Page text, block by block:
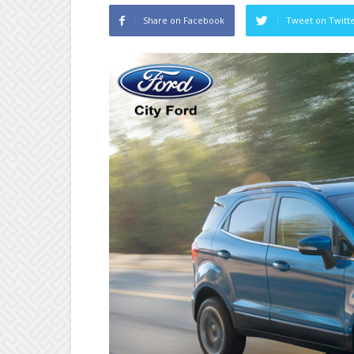
Share on Facebook Tweet on